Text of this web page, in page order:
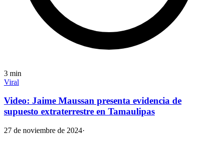
3 min
Viral
Video: Jaime Maussan presenta evidencia de
supuesto extraterrestre en Tamaulipas
27 de noviembre de 2024·